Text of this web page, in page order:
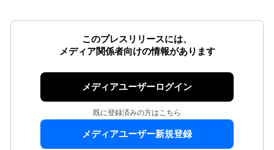
このプレスリリースには、
メディア関係者向けの情報があります
メディアユーザーログイン
既に登録済みの方はこちら
メディアユーザー新規登録